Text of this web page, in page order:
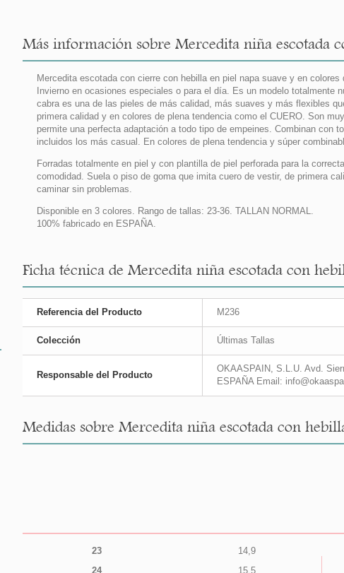
Más información sobre Mercedita niña escotada
Mercedita escotada con cierre con hebilla en piel napa suave y en
Invierno en ocasiones especiales o para el día. Es un modelo
cabra es una de las pieles de más calidad, más suaves y más flexibles
primera calidad y en colores de plena tendencia como el CUERO. Son
permite una perfecta adaptación a todo tipo de empeines. Combinan con
incluidos los más casual. En colores de plena tendencia y súper
Forradas totalmente en piel y con plantilla de piel perforada para la
comodidad. Suela o piso de goma que imita cuero de vestir, de primera
caminar sin problemas.
Disponible en 3 colores. Rango de tallas: 23-36. TALLAN NORMAL.
100% fabricado en ESPAÑA.
Ficha técnica de Mercedita niña escotada con
Referencia del Producto M236
Colección Últimas Tallas
Responsable del Producto
OKAASPAIN, S.L.U. Avd.
ESPAÑA Email:
Medidas sobre Mercedita niña escotada con
23
14,9
24
15,5